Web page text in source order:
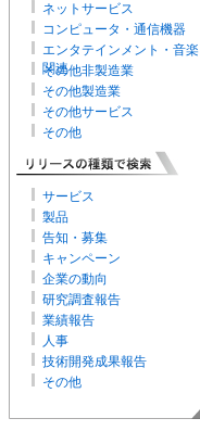
ネットサービス
コンピュータ・通信機器
エンタテインメント・音楽
関連
その他非製造業
その他製造業
その他サービス
その他
サービス
製品
告知・募集
キャンペーン
企業の動向
研究調査報告
業績報告
人事
技術開発成果報告
その他